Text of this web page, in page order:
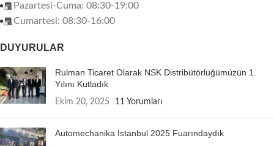
Pazartesi-Cuma: 08:30-19:00
Cumartesi: 08:30-16:00
DUYURULAR
Rulman Ticaret Olarak NSK Distribütörlüğümüzün 1.
Yılını Kutladık
Ekim 20, 2025 11 Yorumları
Automechanika Istanbul 2025 Fuarındaydık